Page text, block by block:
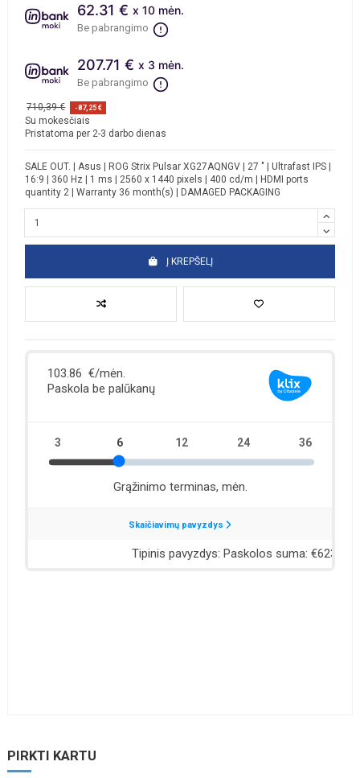
62.31 € x 10 mėn.
Be pabrangimo
207.71 € x 3 mėn.
Be pabrangimo
710,39 € -87,25 €
Su mokesčiais
Pristatoma per 2-3 darbo dienas
SALE OUT. | Asus | ROG Strix Pulsar XG27AQNGV | 27 " | Ultrafast IPS |
16:9 | 360 Hz | 1 ms | 2560 x 1440 pixels | 400 cd/m | HDMI ports
quantity 2 | Warranty 36 month(s) | DAMAGED PACKAGING
Į KREPŠELĮ
PIRKTI KARTU